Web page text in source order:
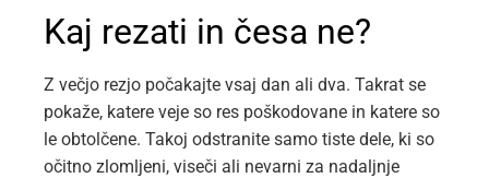
Kaj rezati in česa ne?
Z večjo rezjo počakajte vsaj dan ali dva. Takrat se
pokaže, katere veje so res poškodovane in katere so
le obtolčene. Takoj odstranite samo tiste dele, ki so
očitno zlomljeni, viseči ali nevarni za nadaljnje